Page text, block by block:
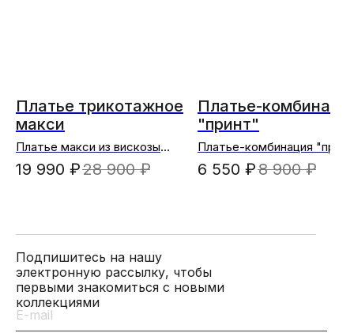
Платье трикотажное
макси
Платье макси из вискозы
кофейное
19 990 ₽28 900 ₽
Платье-
"принт"
Платье-комбинация
(зеленый)
6 550 ₽8 900 ₽
Подпишитесь на нашу
электронную рассылку, чтобы
первыми знакомиться с новыми
коллекциями